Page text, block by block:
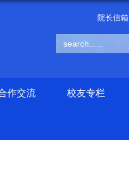
院长信箱
作交流 校友专栏